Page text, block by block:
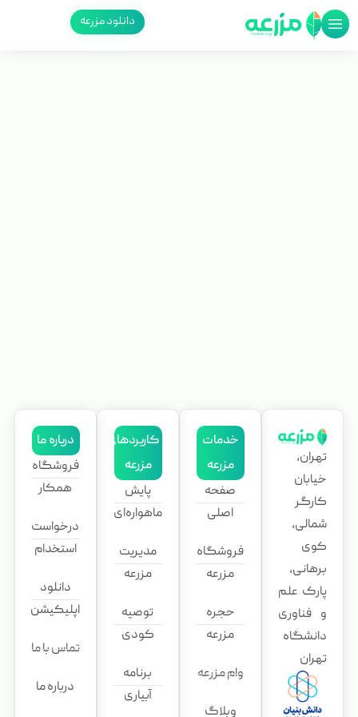
دانلود مزرعه
تهران،
خیابان
کارگر
شمالی،
کوی
برهانی،
پارک علم
و فناوری
دانشگاه
تهران
خدمات
مزرعه
صفحه
اصلی
فروشگاه
مزرعه
حجره
مزرعه
وام مزرعه
وبلاگ
کاربردهای
مزرعه
پایش
ماهواره‌ای
مدیریت
مزرعه
توصیه
کودی
برنامه
آبیاری
درباره ما
فروشگاه
همکار
درخواست
استخدام
دانلود
اپلیکیشن
تماس با ما
درباره ما